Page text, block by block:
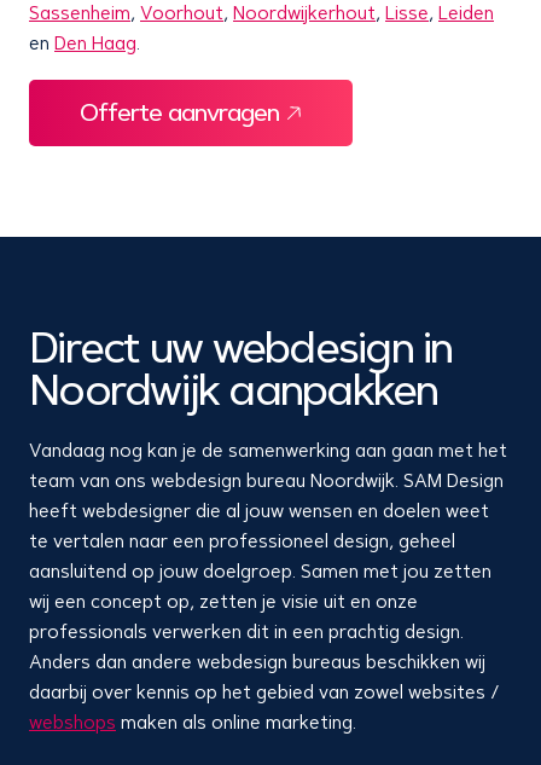
Sassenheim, Voorhout, Noordwijkerhout, Lisse, Leiden
en Den Haag.
Offerte aanvragen
Direct uw webdesign in
Noordwijk aanpakken
Vandaag nog kan je de samenwerking aan gaan met het
team van ons webdesign bureau Noordwijk. SAM Design
heeft webdesigner die al jouw wensen en doelen weet
te vertalen naar een professioneel design, geheel
aansluitend op jouw doelgroep. Samen met jou zetten
wij een concept op, zetten je visie uit en onze
professionals verwerken dit in een prachtig design.
Anders dan andere webdesign bureaus beschikken wij
daarbij over kennis op het gebied van zowel websites /
webshops maken als online marketing.